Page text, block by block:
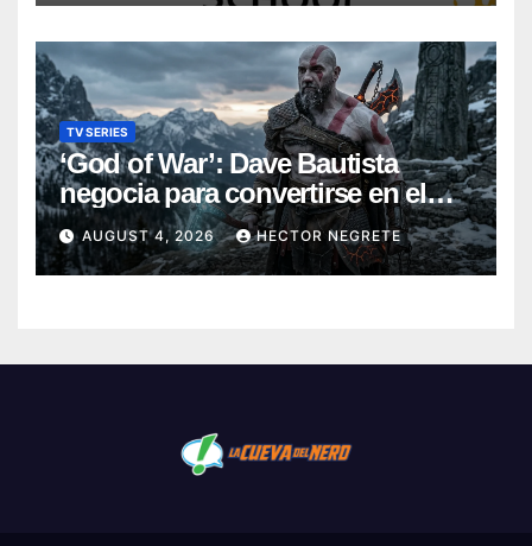
TV SERIES
‘God of War’: Dave Bautista
negocia para convertirse en el
nuevo Kratos de la serie de
Amazon
AUGUST 4, 2026 HECTOR NEGRETE